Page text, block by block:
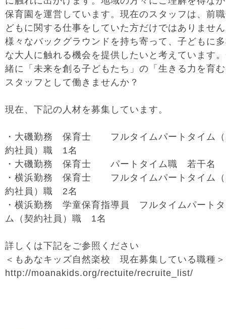
保育園を運営しています。現在のスタッフは、前
どもに関する仕事をしていた方だけではありませ
様々なバックグラウンドを持ち寄って、子どもに
な大人に触れる機会を提供したいと考えています
緒に「未来を創る子どもたち」の「生きる力を育
スタッフとして働きませんか？
現在、下記の人材を募集しています。
・大磯勤務 保育士 フルタイムパートタイム
約社員）職 1名
・大磯勤務 保育士 パートタイム職 若干名
・横浜勤務 保育士 フルタイムパートタイム
約社員）職 2名
・横浜勤務 学童保育指導員 フルタイムパート
ム（契約社員）職 1名
詳しくは下記をご参照ください
＜もあなキッズ自然楽校 現在募集している職種＞
http://moanakids.org/rectuite/recruite_list/